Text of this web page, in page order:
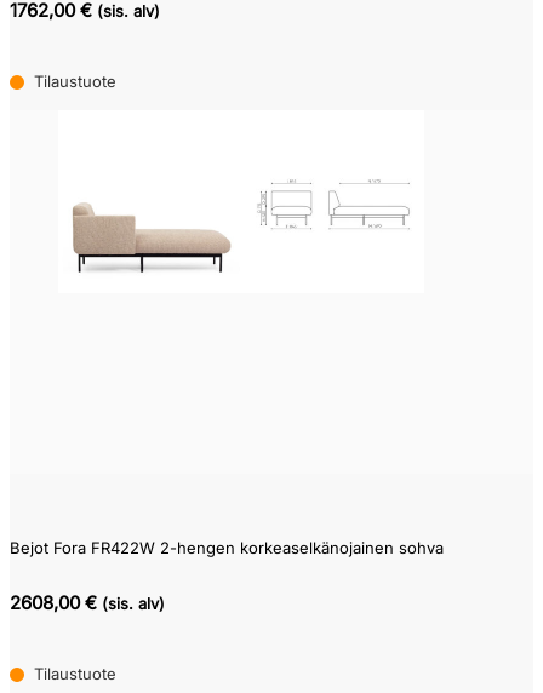
1762,00 € (sis. alv)
Tilaustuote
Bejot Fora FR422W 2-hengen korkeaselkänojainen sohva
2608,00 € (sis. alv)
Tilaustuote